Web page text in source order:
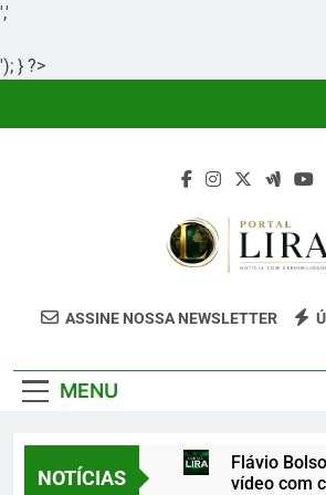
','
'); } ?>
Portal
Portal Lira É
Clareza,
ASSINE NOSSA NEWSLETTER
MENU
NOTÍCIAS
Flávio
vídeo com